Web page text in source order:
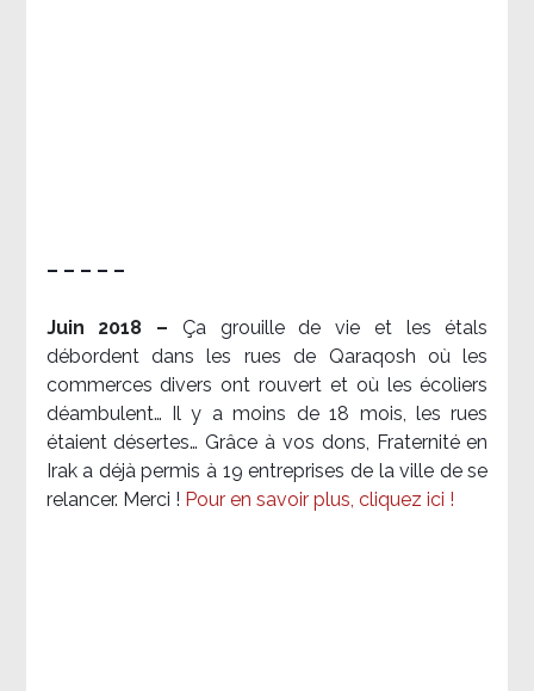
– – – – –
Juin 2018 – Ça grouille de vie et les étals
débordent dans les rues de Qaraqosh où les
commerces divers ont rouvert et où les écoliers
déambulent… Il y a moins de 18 mois, les rues
étaient désertes… Grâce à vos dons, Fraternité en
Irak a déjà permis à 19 entreprises de la ville de se
relancer. Merci ! Pour en savoir plus, cliquez ici !